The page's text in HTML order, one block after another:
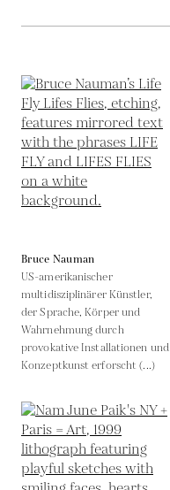
Bruce Nauman
US-amerikanischer
multidisziplinärer Künstler,
der Sprache, Körper und
Wahrnehmung durch
provokative Installationen und
Konzeptkunst erforscht (...)